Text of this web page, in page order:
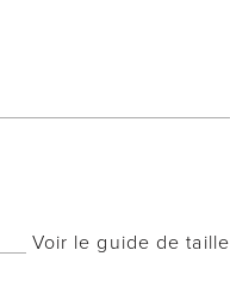
Voir le guide de taille